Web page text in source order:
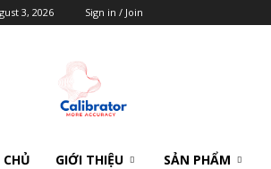
3, 2026 Sign in / Join
GIỚI THIỆU SẢN PHẨM